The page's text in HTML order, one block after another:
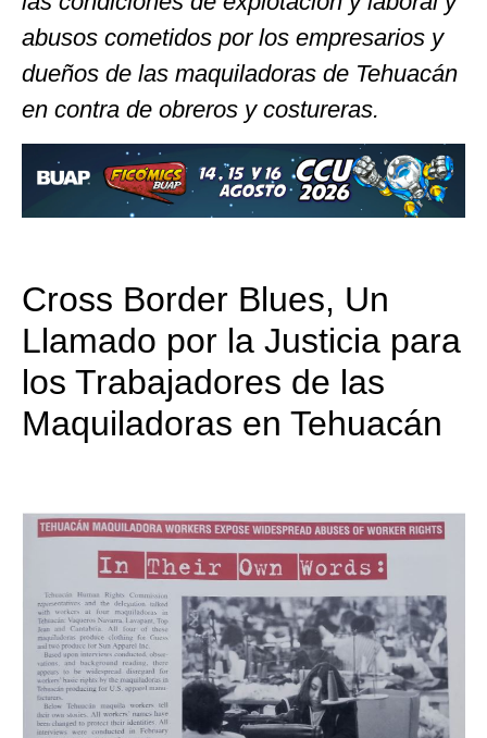
abusos cometidos por los empresarios y
dueños de las maquiladoras de Tehuacán
en contra de obreros y costureras.
Cross Border Blues, Un
Llamado por la Justicia para
los Trabajadores de las
Maquiladoras en Tehuacán